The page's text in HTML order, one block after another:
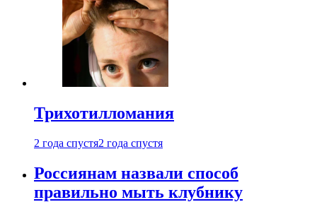
Трихотилломания
2 года спустя2 года спустя
Россиянам назвали способ
правильно мыть клубнику